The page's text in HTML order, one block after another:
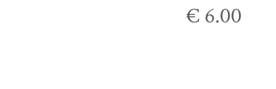
€ 6.00